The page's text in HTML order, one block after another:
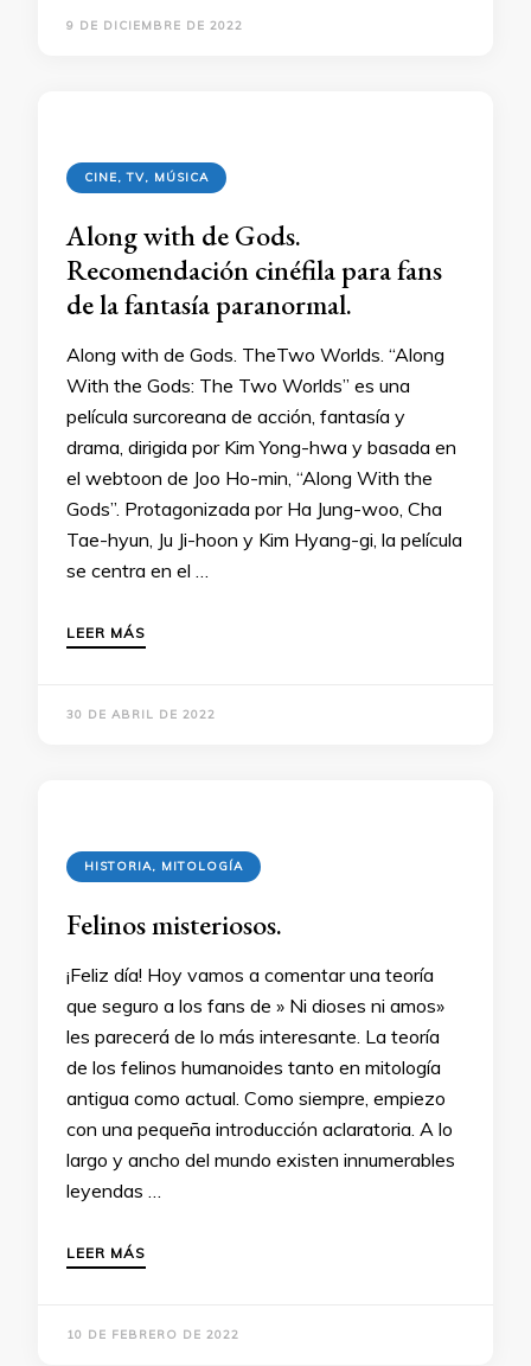
9 DE DICIEMBRE DE 2022
CINE, TV, MÚSICA
Along with de Gods.
Recomendación cinéfila para fans
de la fantasía paranormal.
Along with de Gods. TheTwo Worlds. “Along
With the Gods: The Two Worlds” es una
película surcoreana de acción, fantasía y
drama, dirigida por Kim Yong-hwa y basada en
el webtoon de Joo Ho-min, “Along With the
Gods”. Protagonizada por Ha Jung-woo, Cha
Tae-hyun, Ju Ji-hoon y Kim Hyang-gi, la película
se centra en el …
LEER MÁS
30 DE ABRIL DE 2022
HISTORIA, MITOLOGÍA
Felinos misteriosos.
¡Feliz día! Hoy vamos a comentar una teoría
que seguro a los fans de » Ni dioses ni amos»
les parecerá de lo más interesante. La teoría
de los felinos humanoides tanto en mitología
antigua como actual. Como siempre, empiezo
con una pequeña introducción aclaratoria. A lo
largo y ancho del mundo existen innumerables
leyendas …
LEER MÁS
10 DE FEBRERO DE 2022